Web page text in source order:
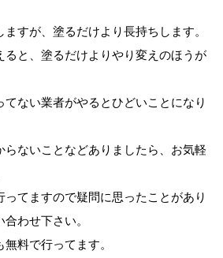
すが、塗るだけより長持ちします。
ると、塗るだけよりやり変えのほうが
ない業者がやるとひどいことになり
らないことなどありましたら、お気軽
てますので疑問に思ったことがあり
わせ下さい。
料で行ってます。